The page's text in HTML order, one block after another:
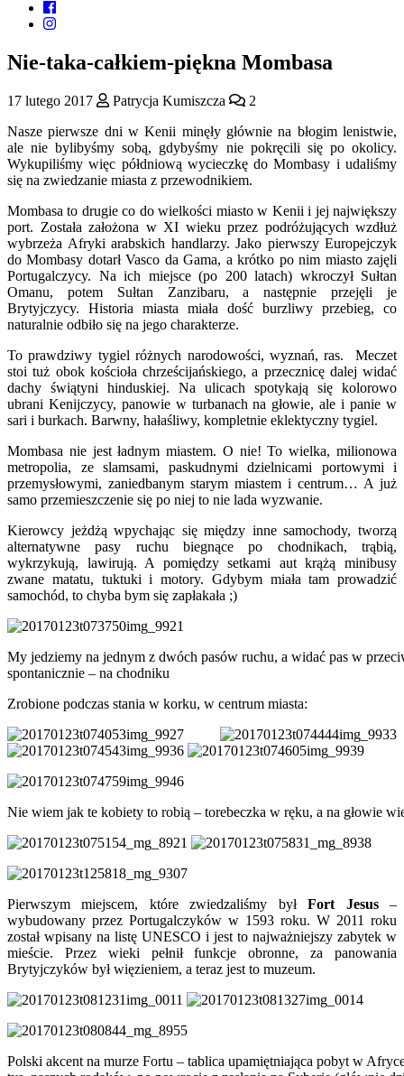
Nie-taka-całkiem-piękna Mombasa
17 lutego 2017 Patrycja Kumiszcza
2
Nasze pierwsze dni w Kenii minęły głównie na błogim lenistwie,
ale nie bylibyśmy sobą, gdybyśmy nie pokręcili się po okolicy.
Wykupiliśmy więc półdniową wycieczkę do Mombasy i udaliśmy
się na zwiedzanie miasta z przewodnikiem.
Mombasa to drugie co do wielkości miasto w Kenii i jej największy
port. Została założona w XI wieku przez podróżujących wzdłuż
wybrzeża Afryki arabskich handlarzy. Jako pierwszy Europejczyk
do Mombasy dotarł Vasco da Gama, a krótko po nim miasto zajęli
Portugalczycy. Na ich miejsce (po 200 latach) wkroczył Sułtan
Omanu, potem Sułtan Zanzibaru, a następnie przejęli je
Brytyjczycy. Historia miasta miała dość burzliwy przebieg, co
naturalnie odbiło się na jego charakterze.
To prawdziwy tygiel różnych narodowości, wyznań, ras. Meczet
stoi tuż obok kościoła chrześcijańskiego, a przecznicę dalej widać
dachy świątyni hinduskiej. Na ulicach spotykają się kolorowo
ubrani Kenijczycy, panowie w turbanach na głowie, ale i panie w
sari i burkach. Barwny, hałaśliwy, kompletnie eklektyczny tygiel.
Mombasa nie jest ładnym miastem. O nie! To wielka, milionowa
metropolia, ze slamsami, paskudnymi dzielnicami portowymi i
przemysłowymi, zaniedbanym starym miastem i centrum… A już
samo przemieszczenie się po niej to nie lada wyzwanie.
Kierowcy jeżdżą wpychając się między inne samochody, tworzą
alternatywne pasy ruchu biegnące po chodnikach, trąbią,
wykrzykują, lawirują. A pomiędzy setkami aut krążą minibusy
zwane matatu, tuktuki i motory. Gdybym miała tam prowadzić
samochód, to chyba bym się zapłakała ;)
My jedziemy na jednym z dwóch pasów ruchu, a widać pas w
spontanicznie – na chodniku
Zrobione podczas stania w korku, w centrum miasta:
Nie wiem jak te kobiety to robią – torebeczka w ręku, a na głowie
Pierwszym miejscem, które zwiedzaliśmy byłFort Jesus–
wybudowany przez Portugalczyków w 1593 roku. W 2011 roku
został wpisany na listę UNESCO i jest to najważniejszy zabytek w
mieście. Przez wieki pełnił funkcje obronne, za panowania
Brytyjczyków był więzieniem, a teraz jest to muzeum.
Polski akcent na murze Fortu – tablica upamiętniająca pobyt w